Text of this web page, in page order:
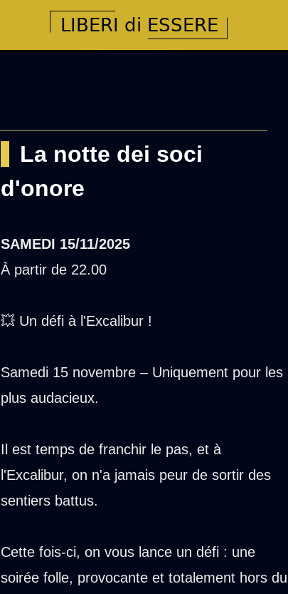
La notte dei soci
d'onore
SAMEDI 15/11/2025
À partir de 22.00
💥 Un défi à l'Excalibur !
Samedi 15 novembre – Uniquement pour les
plus audacieux.
Il est temps de franchir le pas, et à
l'Excalibur, on n'a jamais peur de sortir des
sentiers battus.
Cette fois-ci, on vous lance un défi : une
soirée folle, provocante et totalement hors du